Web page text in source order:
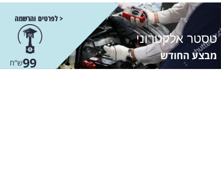
< לפרטים והרשמה
ש"ח99
טסטר אלקטרוני
מבצע החודש